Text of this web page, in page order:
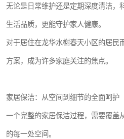
无论是日常维护还是定期深度清洁，
生活品质，更能守护家人健康。
对于居住在龙华水榭春天小区的居民
方案，成为许多家庭关注的焦点。
家居保洁：从空间到细节的全面呵护
一个完整的家居保洁过程，需要覆盖
的每一处空间。